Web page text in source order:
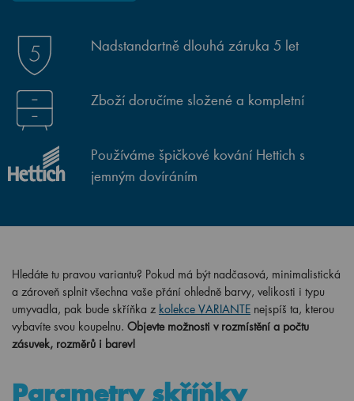
Nadstandartně dlouhá záruka 5 let
Zboží doručíme složené a kompletní
Používáme špičkové kování Hettich s
jemným dovíráním
Hledáte tu pravou variantu? Pokud má být nadčasová, minimalistická
a zároveň splnit všechna vaše přání ohledně barvy, velikosti i typu
umyvadla, pak bude skříňka z kolekce VARIANTE nejspíš ta, kterou
vybavíte svou koupelnu. Objevte možnosti v rozmístění a počtu
zásuvek, rozměrů i barev!
Parametry skříňky